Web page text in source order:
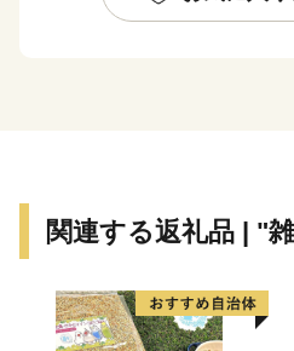
しまれています。
関連する返礼品 | "